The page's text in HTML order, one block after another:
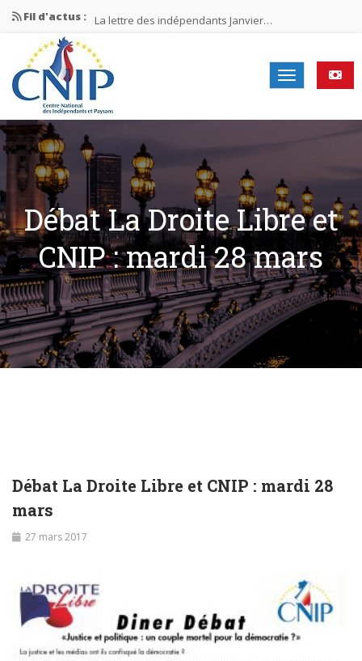
Fil d'actus : La lettre des indépendants Janvier…
La lettre des indépendants Novembre…
La lettre des indépendants Juin…
Mission nationale ÉLECTIONS MUNICIPALES 2026
La lettre des indépendants N°2-2026
Débat La Droite Libre et
CNIP : mardi 28 mars
Débat La Droite Libre et CNIP : mardi 28
mars
27 mars 2017